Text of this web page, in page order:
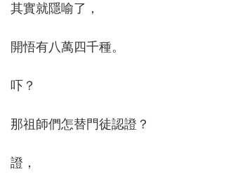
其實就隱喻了，
開悟有八萬四千種。
吓？
那祖師們怎替門徒認證？
證，